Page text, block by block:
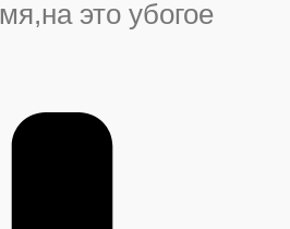
это убогое